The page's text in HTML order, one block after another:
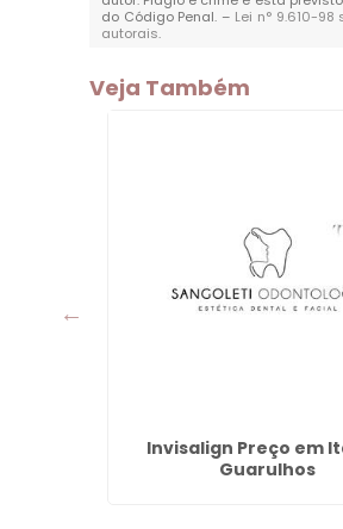
do Código Penal. – Lei n° 9.610-
autorais.
Veja Também
Invisalign Preço em
Guarulhos